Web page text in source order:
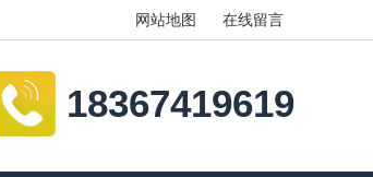
网站地图 在线留言
18367419619